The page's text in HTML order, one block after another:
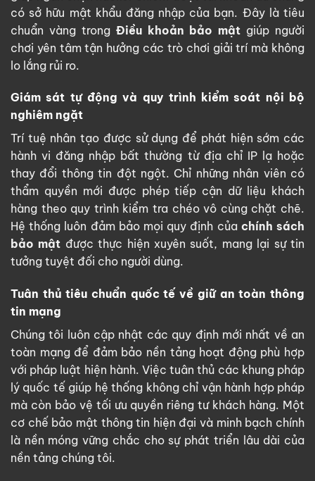
có sở hữu mật khẩu đăng nhập của bạn. Đây là tiêu
chuẩn vàng trong Điều khoản bảo mật giúp người
chơi yên tâm tận hưởng các trò chơi giải trí mà không
lo lắng rủi ro.
Giám sát tự động và quy trình kiểm soát nội bộ
nghiêm ngặt
Trí tuệ nhân tạo được sử dụng để phát hiện sớm các
hành vi đăng nhập bất thường từ địa chỉ IP lạ hoặc
thay đổi thông tin đột ngột. Chỉ những nhân viên có
thẩm quyền mới được phép tiếp cận dữ liệu khách
hàng theo quy trình kiểm tra chéo vô cùng chặt chẽ.
Hệ thống luôn đảm bảo mọi quy định của chính sách
bảo mật được thực hiện xuyên suốt, mang lại sự tin
tưởng tuyệt đối cho người dùng.
Tuân thủ tiêu chuẩn quốc tế về giữ an toàn thông
tin mạng
Chúng tôi luôn cập nhật các quy định mới nhất về an
toàn mạng để đảm bảo nền tảng hoạt động phù hợp
với pháp luật hiện hành. Việc tuân thủ các khung pháp
lý quốc tế giúp hệ thống không chỉ vận hành hợp pháp
mà còn bảo vệ tối ưu quyền riêng tư khách hàng. Một
cơ chế bảo mật thông tin hiện đại và minh bạch chính
là nền móng vững chắc cho sự phát triển lâu dài của
nền tảng chúng tôi.